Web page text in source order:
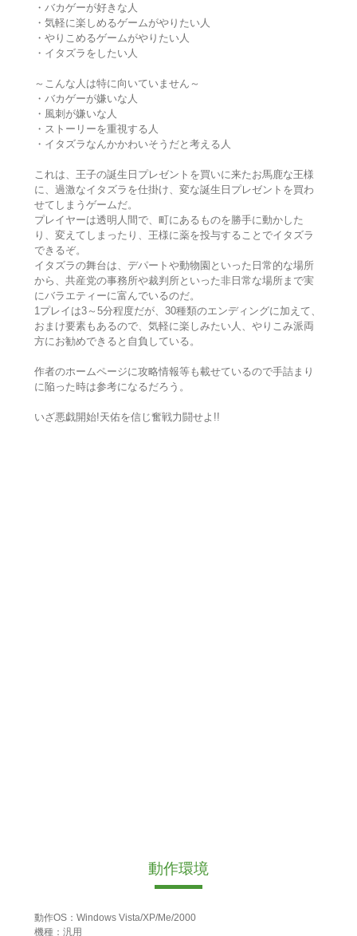
・バカゲーが好きな人
・気軽に楽しめるゲームがやりたい人
・やりこめるゲームがやりたい人
・イタズラをしたい人
～こんな人は特に向いていません～
・バカゲーが嫌いな人
・風刺が嫌いな人
・ストーリーを重視する人
・イタズラなんかかわいそうだと考える人
これは、王子の誕生日プレゼントを買いに来たお馬鹿な王様
に、過激なイタズラを仕掛け、変な誕生日プレゼントを買わ
せてしまうゲームだ。
プレイヤーは透明人間で、町にあるものを勝手に動かした
り、変えてしまったり、王様に薬を投与することでイタズラ
できるぞ。
イタズラの舞台は、デパートや動物園といった日常的な場所
から、共産党の事務所や裁判所といった非日常な場所まで実
にバラエティーに富んでいるのだ。
1プレイは3～5分程度だが、30種類のエンディングに加えて、
おまけ要素もあるので、気軽に楽しみたい人、やりこみ派両
方にお勧めできると自負している。
作者のホームページに攻略情報等も載せているので手詰まり
に陥った時は参考になるだろう。
いざ悪戯開始!天佑を信じ奮戦力闘せよ!!
動作環境
動作OS：Windows Vista/XP/Me/2000
機種：汎用